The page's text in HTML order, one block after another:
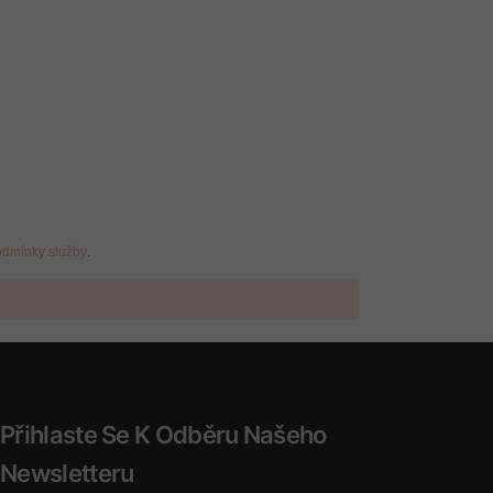
služby.
Přihlaste Se K Odběru Našeho
Newsletteru